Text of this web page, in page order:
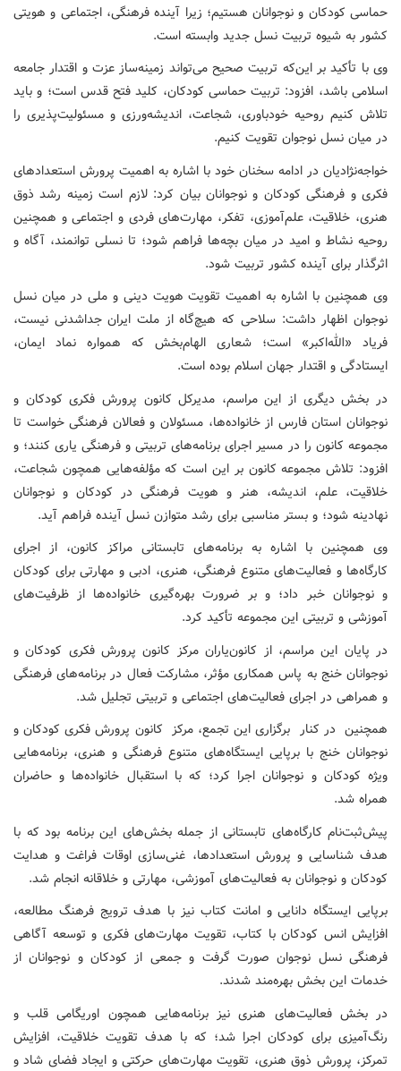
حماسی کودکان و نوجوانان هستیم؛ زیرا آینده فرهنگی، اجتماعی و هویتی
کشور به شیوه تربیت نسل جدید وابسته است.
وی با تأکید بر این‌که تربیت صحیح می‌تواند زمینه‌ساز عزت و اقتدار جامعه
اسلامی باشد، افزود: تربیت حماسی کودکان، کلید فتح قدس است؛ و باید
تلاش کنیم روحیه خودباوری، شجاعت، اندیشه‌ورزی و مسئولیت‌پذیری را
در میان نسل نوجوان تقویت کنیم.
خواجه‌نژادیان در ادامه سخنان خود با اشاره به اهمیت پرورش استعدادهای
فکری و فرهنگی کودکان و نوجوانان بیان کرد: لازم است زمینه رشد ذوق
هنری، خلاقیت، علم‌آموزی، تفکر، مهارت‌های فردی و اجتماعی و همچنین
روحیه نشاط و امید در میان بچه‌ها فراهم شود؛ تا نسلی توانمند، آگاه و
اثرگذار برای آینده کشور تربیت شود.
وی همچنین با اشاره به اهمیت تقویت هویت دینی و ملی در میان نسل
نوجوان اظهار داشت: سلاحی که هیچ‌گاه از ملت ایران جداشدنی نیست،
فریاد «الله‌اکبر» است؛ شعاری الهام‌بخش که همواره نماد ایمان،
ایستادگی و اقتدار جهان اسلام بوده است.
در بخش دیگری از این مراسم، مدیرکل کانون پرورش فکری کودکان و
نوجوانان استان فارس از خانواده‌ها، مسئولان و فعالان فرهنگی خواست تا
مجموعه کانون را در مسیر اجرای برنامه‌های تربیتی و فرهنگی یاری کنند؛ و
افزود: تلاش مجموعه کانون بر این است که مؤلفه‌هایی همچون شجاعت،
خلاقیت، علم، اندیشه، هنر و هویت فرهنگی در کودکان و نوجوانان
نهادینه شود؛ و بستر مناسبی برای رشد متوازن نسل آینده فراهم آید.
وی همچنین با اشاره به برنامه‌های تابستانی مراکز کانون، از اجرای
کارگاه‌ها و فعالیت‌های متنوع فرهنگی، هنری، ادبی و مهارتی برای کودکان
و نوجوانان خبر داد؛ و بر ضرورت بهره‌گیری خانواده‌ها از ظرفیت‌های
آموزشی و تربیتی این مجموعه تأکید کرد.
در پایان این مراسم، از کانون‌یاران مرکز کانون پرورش فکری کودکان و
نوجوانان خنج به پاس همکاری مؤثر، مشارکت فعال در برنامه‌های فرهنگی
و همراهی در اجرای فعالیت‌های اجتماعی و تربیتی تجلیل شد.
همچنین در کنار برگزاری این تجمع، مرکز کانون پرورش فکری کودکان و
نوجوانان خنج با برپایی ایستگاه‌های متنوع فرهنگی و هنری، برنامه‌هایی
ویژه کودکان و نوجوانان اجرا کرد؛ که با استقبال خانواده‌ها و حاضران
همراه شد.
پیش‌ثبت‌نام کارگاه‌های تابستانی از جمله بخش‌های این برنامه بود که با
هدف شناسایی و پرورش استعدادها، غنی‌سازی اوقات فراغت و هدایت
کودکان و نوجوانان به فعالیت‌های آموزشی، مهارتی و خلاقانه انجام شد.
برپایی ایستگاه دانایی و امانت کتاب نیز با هدف ترویج فرهنگ مطالعه،
افزایش انس کودکان با کتاب، تقویت مهارت‌های فکری و توسعه آگاهی
فرهنگی نسل نوجوان صورت گرفت و جمعی از کودکان و نوجوانان از
خدمات این بخش بهره‌مند شدند.
در بخش فعالیت‌های هنری نیز برنامه‌هایی همچون اوریگامی قلب و
رنگ‌آمیزی برای کودکان اجرا شد؛ که با هدف تقویت خلاقیت، افزایش
تمرکز، پرورش ذوق هنری، تقویت مهارت‌های حرکتی و ایجاد فضای شاد و